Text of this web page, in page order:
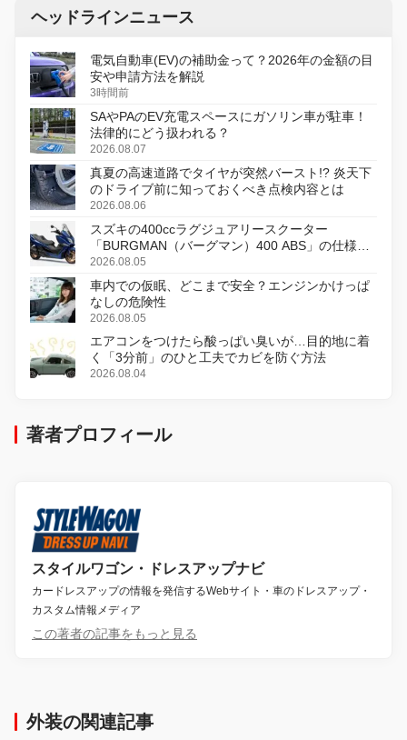
ヘッドラインニュース
電気自動車(EV)の補助金って？2026年の金額の目
安や申請方法を解説
3時間前
SAやPAのEV充電スペースにガソリン車が駐車！
法律的にどう扱われる？
2026.08.07
真夏の高速道路でタイヤが突然バースト!? 炎天下
のドライブ前に知っておくべき点検内容とは
2026.08.06
スズキの400ccラグジュアリースクーター
「BURGMAN（バーグマン）400 ABS」の仕様を
変更し、8月18日に発売
2026.08.05
車内での仮眠、どこまで安全？エンジンかけっぱ
なしの危険性
2026.08.05
エアコンをつけたら酸っぱい臭いが…目的地に着
く「3分前」のひと工夫でカビを防ぐ方法
2026.08.04
著者プロフィール
スタイルワゴン・ドレスアップナビ
カードレスアップの情報を発信するWebサイト・車のドレスアップ・
カスタム情報メディア
この著者の記事をもっと見る
外装の関連記事